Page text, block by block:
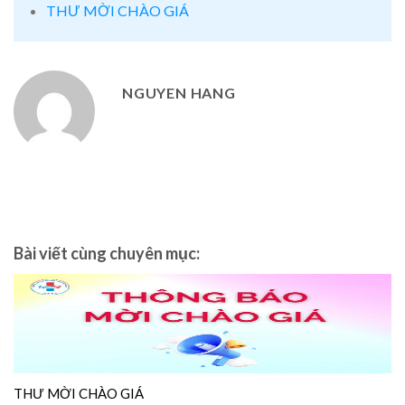
THƯ MỜI CHÀO GIÁ
NGUYEN HANG
Bài viết cùng chuyên mục:
THƯ MỜI CHÀO GIÁ